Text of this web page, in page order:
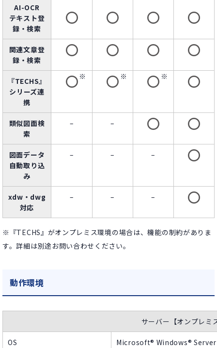
AI-OCR
テキスト登
録・検索
関連文章登
録・検索
『TECHS』
シリーズ連
携
類似図面検
索
– –
図面データ
自動取り込
み
– – –
xdw・dwg
対応
– – –
※『TECHS』がオンプレミス環境の場合は、機能の制約がありま
す。詳細は別途お問い合わせください。
動作環境
サーバー【オンプレミ
OS​ Microsoft® Windows®